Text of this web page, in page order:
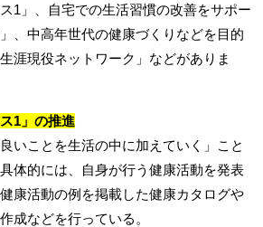
1」、自宅での生活習慣の改善をサポー
、中高年世代の健康づくりなどを目的
涯現役ネットワーク」などがありま
1」の推進
いことを生活の中に加えていく」こと
体的には、自身が行う健康活動を発表
康活動の例を掲載した健康カタログや
成などを行っている。